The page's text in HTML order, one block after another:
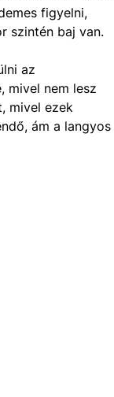
figyelni,
szintén baj van.
az
mivel nem lesz
mivel ezek
ám a langyos